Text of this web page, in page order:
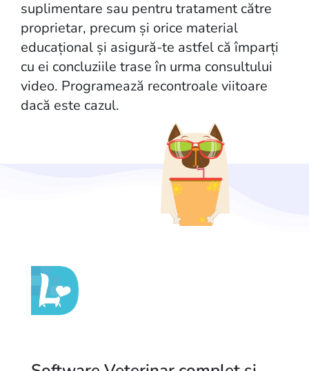
suplimentare sau pentru tratament către
proprietar, precum și orice material
educațional și asigură-te astfel că împarți
cu ei concluziile trase în urma consultului
video. Programează recontroale viitoare
dacă este cazul.